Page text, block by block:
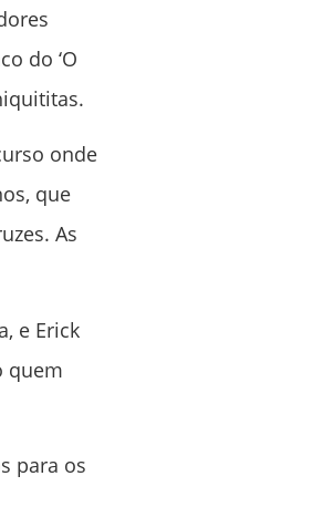
do ‘O
onde
que
As
e Erick
quem
para os